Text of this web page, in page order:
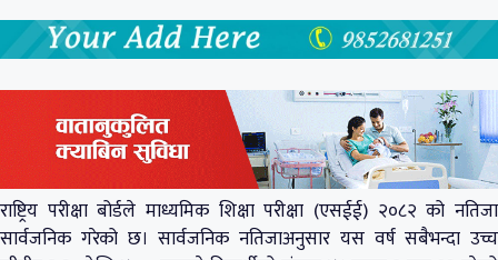
राष्ट्रिय परीक्षा बोर्डले माध्यमिक शिक्षा परीक्षा (एसईई) २०८२ को नतिजा
सार्वजनिक गरेको छ। सार्वजनिक नतिजाअनुसार यस वर्ष सबैभन्दा उच्च